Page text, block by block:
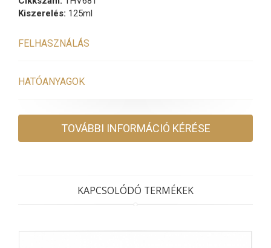
Kiszerelés: 125ml
FELHASZNÁLÁS
HATÓANYAGOK
TOVÁBBI INFORMÁCIÓ KÉRÉSE
KAPCSOLÓDÓ TERMÉKEK